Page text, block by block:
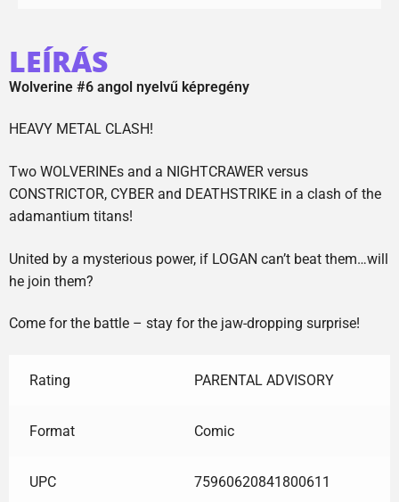
LEÍRÁS
Wolverine #6 angol nyelvű képregény
HEAVY METAL CLASH!
Two WOLVERINEs and a NIGHTCRAWER versus
CONSTRICTOR, CYBER and DEATHSTRIKE in a clash of the
adamantium titans!
United by a mysterious power, if LOGAN can’t beat them…will
he join them?
Come for the battle – stay for the jaw-dropping surprise!
Rating PARENTAL ADVISORY
Format Comic
UPC 75960620841800611